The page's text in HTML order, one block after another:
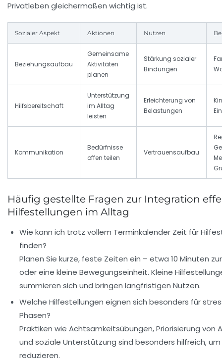
Privatleben gleichermaßen wichtig ist.
Sozialer Aspekt Aktionen Nutzen
Beziehungsaufbau
Gemeinsame
Aktivitäten
planen
Stärkung sozialer
Bindungen
Hilfsbereitschaft
Unterstützung
im Alltag
leisten
Erleichterung von
Belastungen
Kommunikation
Bedürfnisse
offen teilen
Vertrauensaufbau
Häufig gestellte Fragen zur Integration
Hilfestellungen im Alltag
Wie kann ich trotz vollem Terminkalender Zeit für
finden?
Planen Sie kurze, feste Zeiten ein – etwa 10 Minuten
oder eine kleine Bewegungseinheit. Kleine
summieren sich und bringen langfristigen Nutzen.
Welche Hilfestellungen eignen sich besonders für
Phasen?
Praktiken wie Achtsamkeitsübungen, Priorisierung von
und soziale Unterstützung sind besonders hilfreich,
reduzieren.